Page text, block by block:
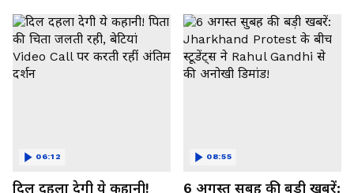
दिल दहला देगी ये कहानी!
06:12
6 अगस्त सुबह की बड़ी खबरें:
08:55